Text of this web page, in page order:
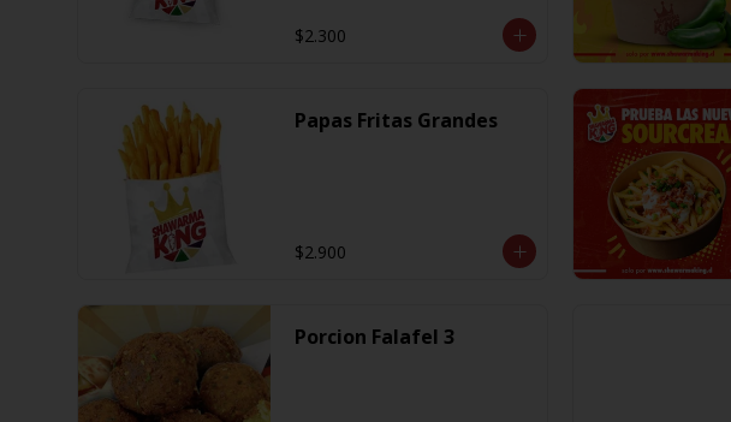
$2.300
Papas Fritas Grandes
$2.900
Porcion Falafel 3